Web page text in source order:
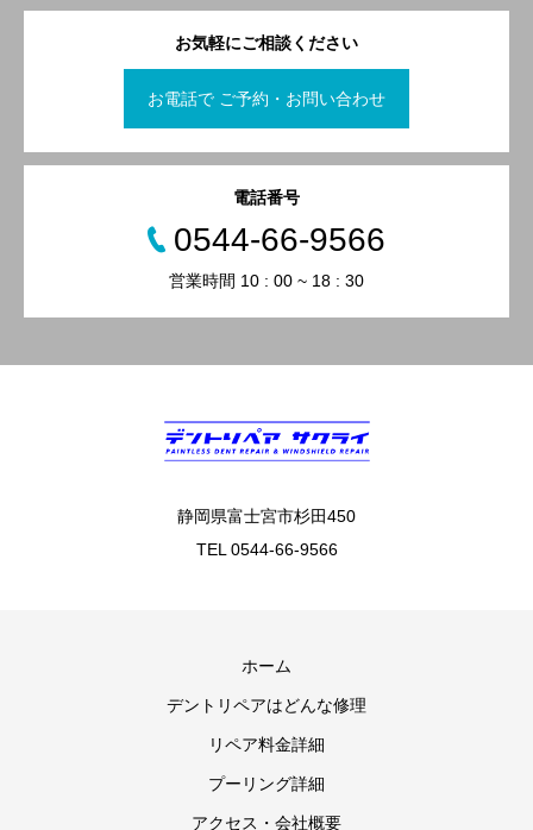
お気軽にご相談ください
お電話で ご予約・お問い合わせ
電話番号
0544-66-9566
営業時間 10 : 00 ~ 18 : 30
静岡県富士宮市杉田450
TEL 0544-66-9566
ホーム
デントリペアはどんな修理
リペア料金詳細
プーリング詳細
アクセス・会社概要